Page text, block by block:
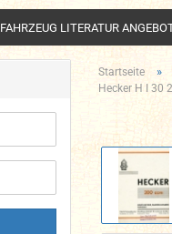
FAHRZEUG LITERATUR
Startseite »
Hecker H I 30